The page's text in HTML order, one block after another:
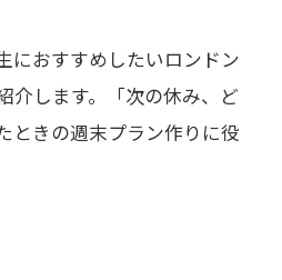
におすすめしたいロンドン
介します。「次の休み、ど
ときの週末プラン作りに役